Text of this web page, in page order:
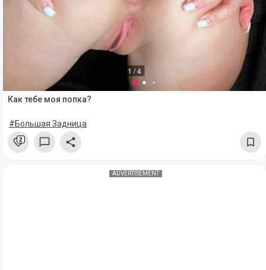
1 / 4
Как тебе моя попка?
#Большая Задница
2